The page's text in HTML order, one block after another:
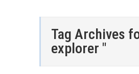
Tag Archives
explorer "